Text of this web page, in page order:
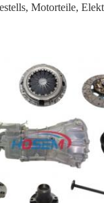
Motorteile,